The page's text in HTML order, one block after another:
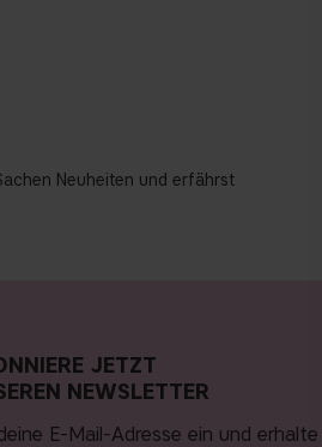
Neuheiten und erfährst
JETZT
NEWSLETTER
E-Mail-Adresse ein und erhalte